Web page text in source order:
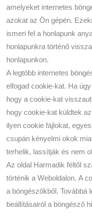
amelyeket internetes
azokat az Ön gépén.
ismeri fel a honlapunk
honlapunkra történő
honlapunkon.
A legtöbb internetes
elfogad cookie-kat. Ha
hogy a cookie-kat
hogy cookie-kat küldtek
ilyen cookie fájlokat,
csupán kényelmi okok
terhelik, lassítják és nem
Az oldal Harmadik féltől
történik a Weboldalon. A
a böngészőkből. Továbbá
beállításairól a böngésző